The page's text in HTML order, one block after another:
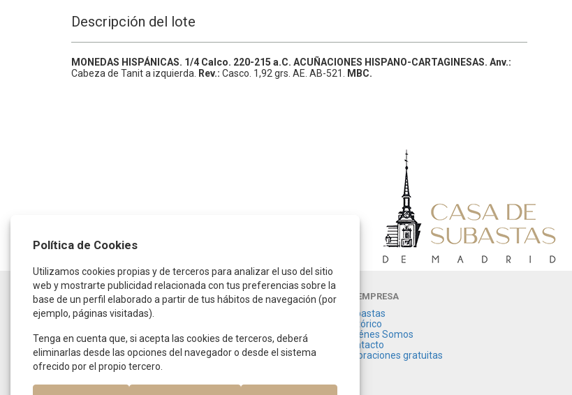
Descripción del lote
MONEDAS HISPÁNICAS. 1/4 Calco. 220-215 a.C. ACUÑACIONES HISPANO-CARTAGINESAS. Anv.:
Cabeza de Tanit a izquierda. Rev.: Casco. 1,92 grs. AE. AB-521. MBC.
HORARIO
De lunes a jueves:
de 9:30 a 14:00 horas
Viernes:
De 9:00 a 15:00 horas
LA EMPRESA
Subastas
Histórico
Quiénes Somos
Contacto
Valoraciones gratuitas
Política de Cookies
Utilizamos cookies propias y de terceros para analizar el uso del sitio
web y mostrarte publicidad relacionada con tus preferencias sobre la
base de un perfil elaborado a partir de tus hábitos de navegación (por
ejemplo, páginas visitadas).
Tenga en cuenta que, si acepta las cookies de terceros, deberá
eliminarlas desde las opciones del navegador o desde el sistema
ofrecido por el propio tercero.